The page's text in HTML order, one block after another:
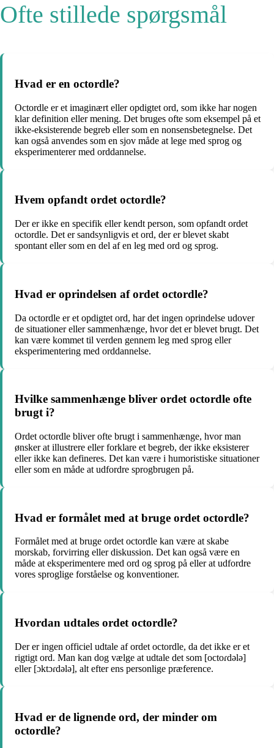
Ofte stillede spørgsmål
Hvad er en octordle?
Octordle er et imaginært eller opdigtet ord, som ikke har nogen
klar definition eller mening. Det bruges ofte som eksempel på et
ikke-eksisterende begreb eller som en nonsensbetegnelse. Det
kan også anvendes som en sjov måde at lege med sprog og
eksperimenterer med orddannelse.
Hvem opfandt ordet octordle?
Der er ikke en specifik eller kendt person, som opfandt ordet
octordle. Det er sandsynligvis et ord, der er blevet skabt
spontant eller som en del af en leg med ord og sprog.
Hvad er oprindelsen af ordet octordle?
Da octordle er et opdigtet ord, har det ingen oprindelse udover
de situationer eller sammenhænge, hvor det er blevet brugt. Det
kan være kommet til verden gennem leg med sprog eller
eksperimentering med orddannelse.
Hvilke sammenhænge bliver ordet octordle ofte
brugt i?
Ordet octordle bliver ofte brugt i sammenhænge, hvor man
ønsker at illustrere eller forklare et begreb, der ikke eksisterer
eller ikke kan defineres. Det kan være i humoristiske situationer
eller som en måde at udfordre sprogbrugen på.
Hvad er formålet med at bruge ordet octordle?
Formålet med at bruge ordet octordle kan være at skabe
morskab, forvirring eller diskussion. Det kan også være en
måde at eksperimentere med ord og sprog på eller at udfordre
vores sproglige forståelse og konventioner.
Hvordan udtales ordet octordle?
Der er ingen officiel udtale af ordet octordle, da det ikke er et
rigtigt ord. Man kan dog vælge at udtale det som [octoɾdələ]
eller [ɔktɔɾdələ], alt efter ens personlige præference.
Hvad er de lignende ord, der minder om
octordle?